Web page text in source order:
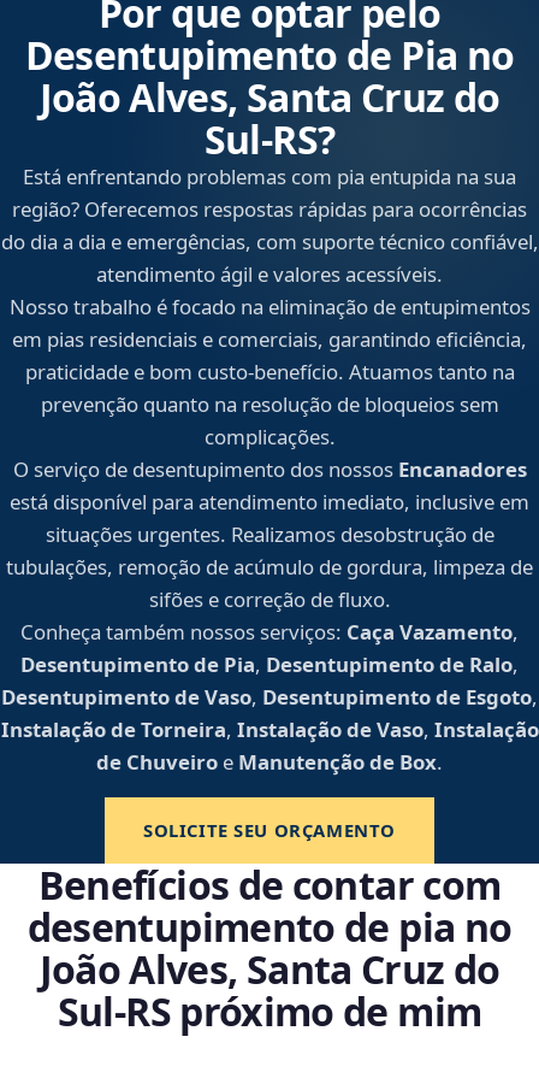
Por que optar pelo
Desentupimento de Pia no
João Alves, Santa Cruz do
Sul‑RS?
Está enfrentando problemas com pia entupida na sua
região? Oferecemos respostas rápidas para ocorrências
do dia a dia e emergências, com suporte técnico confiável,
atendimento ágil e valores acessíveis.
Nosso trabalho é focado na eliminação de entupimentos
em pias residenciais e comerciais, garantindo eficiência,
praticidade e bom custo-benefício. Atuamos tanto na
prevenção quanto na resolução de bloqueios sem
complicações.
O serviço de desentupimento dos nossos Encanadores
está disponível para atendimento imediato, inclusive em
situações urgentes. Realizamos desobstrução de
tubulações, remoção de acúmulo de gordura, limpeza de
sifões e correção de fluxo.
Conheça também nossos serviços: Caça Vazamento,
Desentupimento de Pia, Desentupimento de Ralo,
Desentupimento de Vaso, Desentupimento de Esgoto,
Instalação de Torneira, Instalação de Vaso, Instalação
de Chuveiro e Manutenção de Box.
SOLICITE SEU ORÇAMENTO
Benefícios de contar com
desentupimento de pia no
João Alves, Santa Cruz do
Sul‑RS próximo de mim